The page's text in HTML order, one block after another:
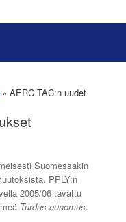
» AERC TAC:n uudet
Suomessakin
PPLY:n
2005/06 tavattu
Turdus eunomus.